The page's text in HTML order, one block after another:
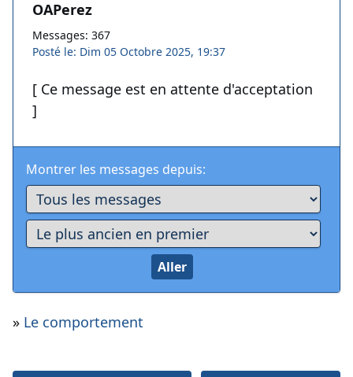
OAPerez
Messages: 367
Posté le: Dim 05 Octobre 2025, 19:37
[ Ce message est en attente d'acceptation
]
Montrer les messages depuis:
» Le comportement